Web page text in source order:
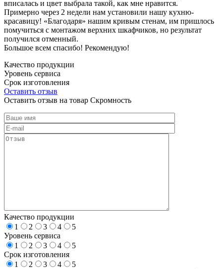
вписалась и цвет выбрала такой, как мне нравится.
Примерно через 2 недели нам установили нашу кухню-
красавицу! «Благодаря» нашим кривым стенам, им пришлось
помучиться с монтажом верхних шкафчиков, но результат
получился отменный.
Большое всем спасибо! Рекомендую!
Качество продукции
Уровень сервиса
Срок изготовления
Оставить отзыв
Оставить отзыв на товар Скромность
Качество продукции
1
2 3 4
5
Уровень сервиса
1
2 3 4
5
Срок изготовления
1
2 3 4
5